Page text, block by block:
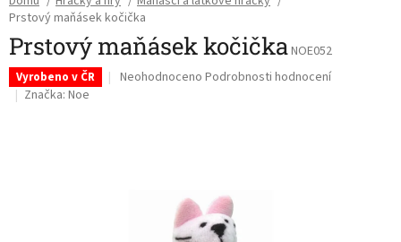
Prstový maňásek kočička
Prstový maňásek kočičkaNOE052
Vyrobeno v ČR
Průměrné
Neohodnoceno Podrobnosti hodnocení
Značka: Noe